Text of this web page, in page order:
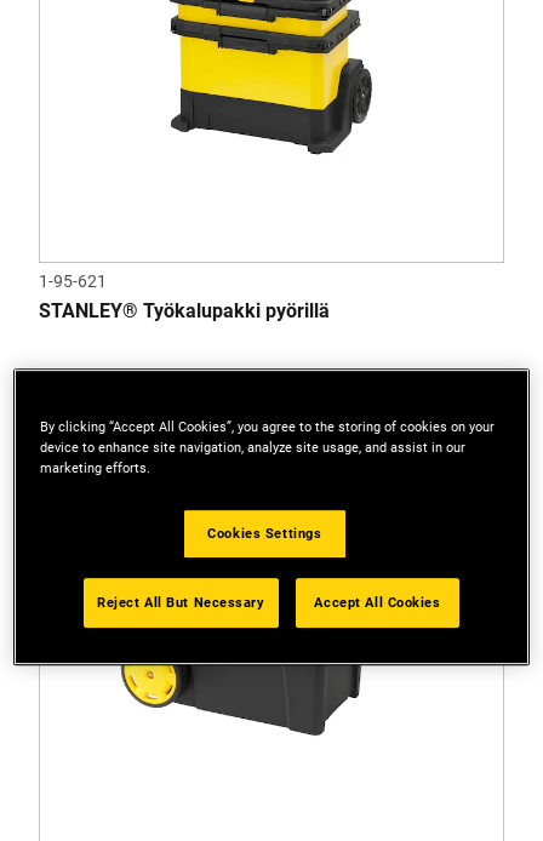
1-95-621
STANLEY® Työkalupakki pyörillä
By clicking “Accept All Cookies”, you agree to the storing of cookies on your
device to enhance site navigation, analyze site usage, and assist in our
marketing efforts.
Cookies Settings
Reject All But Necessary Accept All Cookies